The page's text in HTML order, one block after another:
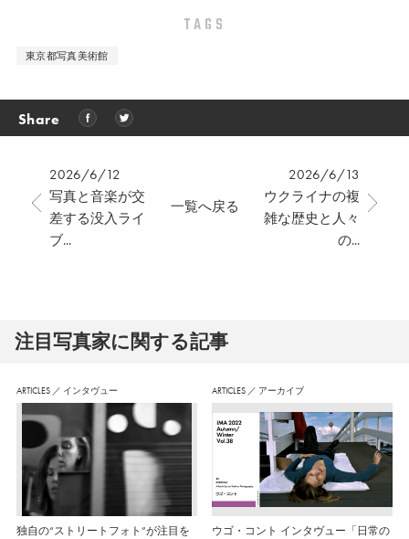
TAGS
東京都写真美術館
Share
2026/6/12
写真と音楽が交
差する没入ライ
ブ...
2026/6/13
ウクライナの複
雑な歴史と人々
の...
一覧へ戻る
注⽬写真家に関する記事
ARTICLES ／ インタヴュー
独自の“ストリートフォト”が注目を
ARTICLES ／ アーカイブ
ウゴ・コント インタヴュー「日常の